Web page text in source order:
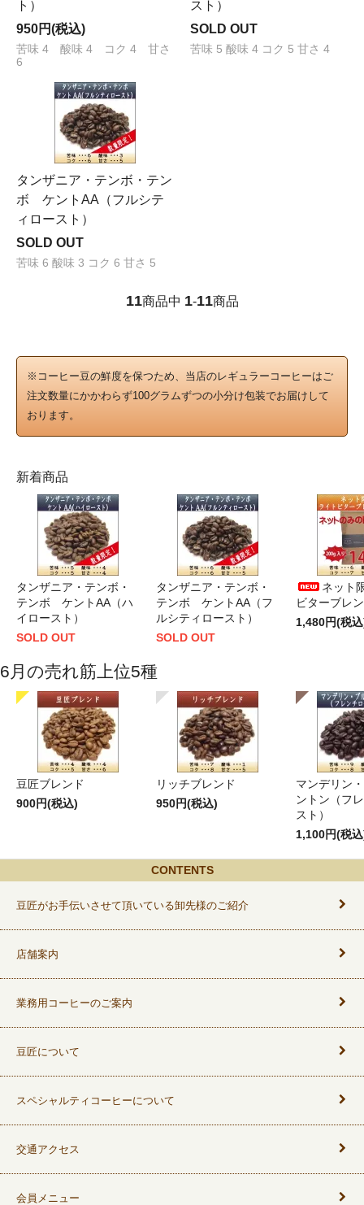
ト）
950円(税込)
苦味 4 酸味 4 コク 4 甘さ
6
スト）
SOLD OUT
苦味 5 酸味 4 コク 5 甘さ 4
タンザニア・テンボ・テン
ボ ケントAA（フルシテ
ィロースト）
SOLD OUT
苦味 6 酸味 3 コク 6 甘さ 5
11商品中 1-11商品
※コーヒー豆の鮮度を保つため、当店のレギュラーコーヒーはご
注文数量にかかわらず100グラムずつの小分け包装でお届けして
おります。
新着商品
タンザニア・テンボ・
テンボ ケントAA（ハ
イロースト）
SOLD OUT
タンザニア・テンボ・
テンボ ケントAA（フ
ルシティロースト）
SOLD OUT
ネット
ビターブレ
1,480円(税
6月の売れ筋上位5種
豆匠ブレンド
900円(税込)
リッチブレンド
950円(税込)
マンデリン
ントン（フ
スト）
1,100円(税
CONTENTS
豆匠がお手伝いさせて頂いている卸先様のご紹介
店舗案内
業務用コーヒーのご案内
豆匠について
スペシャルティコーヒーについて
交通アクセス
会員メニュー